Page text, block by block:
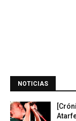
NOTICIAS